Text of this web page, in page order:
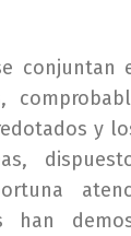
conjuntan
y
han